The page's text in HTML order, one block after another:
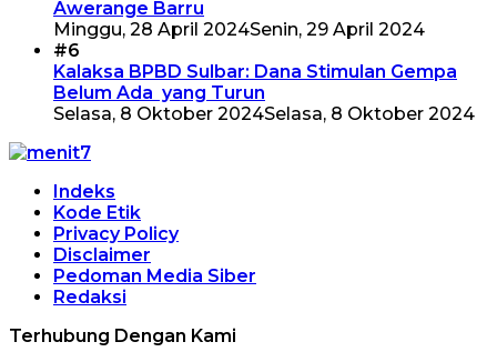
Awerange Barru
Minggu, 28 April 2024Senin, 29 April 2024
#6
Kalaksa BPBD Sulbar: Dana Stimulan Gempa
Belum Ada yang Turun
Selasa, 8 Oktober 2024Selasa, 8 Oktober 2024
Indeks
Kode Etik
Privacy Policy
Disclaimer
Pedoman Media Siber
Redaksi
Terhubung Dengan Kami